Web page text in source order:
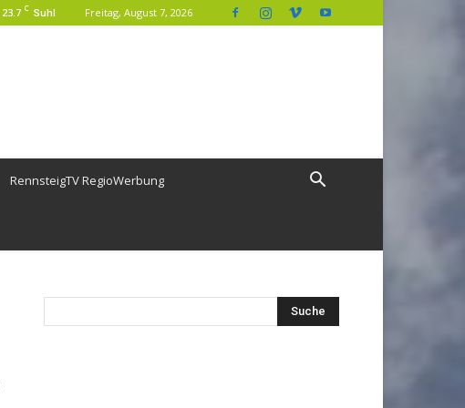
23.7 C Suhl Freitag, August 7, 2026
RennsteigTV RegioWerbung